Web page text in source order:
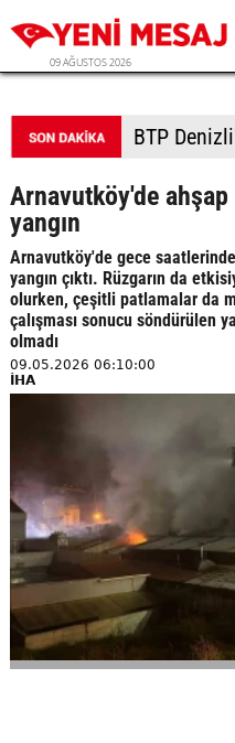
09 AĞUSTOS 2026
Arnavutköy'de
yangın
Arnavutköy'de gece
yangın çıktı. Rüzgarın da
olurken, çeşitli patlamalar da
çalışması sonucu söndürülen
olmadı
09.05.2026 06:10:00
İHA